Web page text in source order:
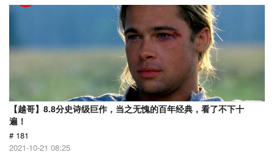
【越哥】8.8分史诗级巨作，当之无愧的百年经典，看了不下十
遍！
# 181
2021-10-21 08:25